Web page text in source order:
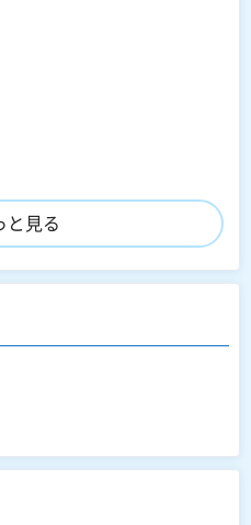
と見る